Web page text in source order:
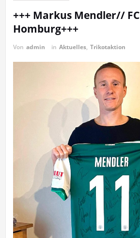
+++ Markus Mendler// FC
Homburg+++
Von admin in Aktuelles, Trikotaktion